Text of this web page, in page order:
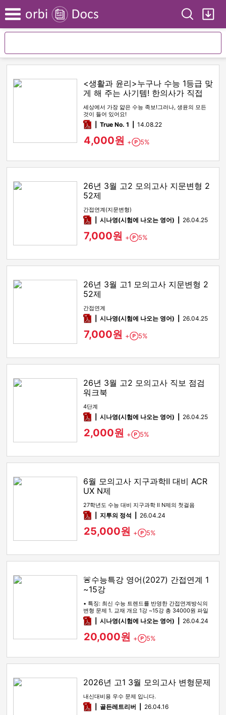
Menu Search
<생활과 윤리>누구나 수능 1등급 맞
게 해 주는 사기템! 한의사가 직접
만든 생윤 족보!
세상에서 가장 얇은 수능 족보!그러나, 생윤의 모든
것이 들어 있어요!
pdfTrue No. 1 14.08.22
4,000원 + Point
5%
26년 3월 고2 모의고사 지문변형 2
52제
간접연계(지문변형)
pdf시나영(시험에 나오는 영어) 26.04.25
7,000원 + Point
5%
26년 3월 고1 모의고사 지문변형 2
52제
간접연계
pdf시나영(시험에 나오는 영어) 26.04.25
7,000원 + Point
5%
26년 3월 고2 모의고사 직보 점검
워크북
4단계
pdf시나영(시험에 나오는 영어) 26.04.25
2,000원 + Point
5%
6월 모의고사 지구과학Ⅱ 대비 ACR
UX N제
27학년도 수능 대비 지구과학 Ⅱ N제의 첫걸음
pdf지투의 정석 26.04.24
25,000원 + Point
5%
🚨수능특강 영어(2027) 간접연계 1
~15강
• 특징: 최신 수능 트렌드를 반영한 간접연계방식의
변형 문제 1. 교재 개요 1강 ~15강 총 34000원 파일
을 통합했습…
pdf시나영(시험에 나오는 영어) 26.04.24
20,000원 + Point
5%
2026년 고1 3월 모의고사 변형문제
내신대비용 우수 문제 입니다.
pdf골든레트리버 26.04.16